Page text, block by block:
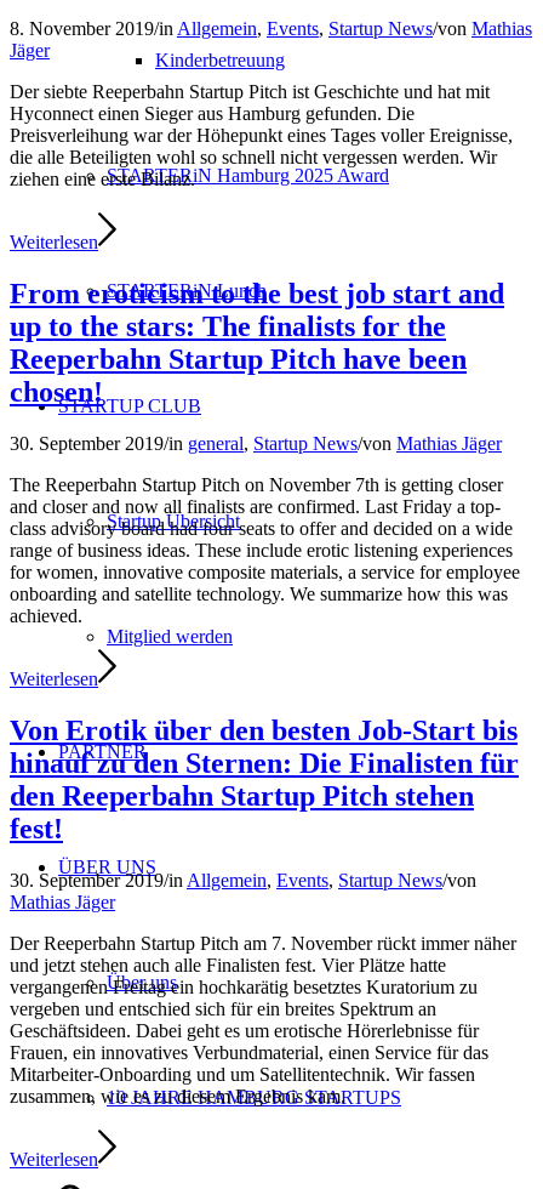
Kinderbetreuung
STARTERiN Hamburg 2025 Award
STARTERiN Lunch
STARTUP CLUB
Startup Übersicht
Mitglied werden
PARTNER
ÜBER UNS
Über uns
10 JAHRE HAMBURG STARTUPS
8. November 2019/in Allgemein, Events, Startup News/von Mathias
Jäger
Der siebte Reeperbahn Startup Pitch ist Geschichte und hat mit
Hyconnect einen Sieger aus Hamburg gefunden. Die
Preisverleihung war der Höhepunkt eines Tages voller Ereignisse,
die alle Beteiligten wohl so schnell nicht vergessen werden. Wir
ziehen eine erste Bilanz.
Weiterlesen
From eroticism to the best job start and
up to the stars: The finalists for the
Reeperbahn Startup Pitch have been
chosen!
30. September 2019/in general, Startup News/von Mathias Jäger
The Reeperbahn Startup Pitch on November 7th is getting closer
and closer and now all finalists are confirmed. Last Friday a top-
class advisory board had four seats to offer and decided on a wide
range of business ideas. These include erotic listening experiences
for women, innovative composite materials, a service for employee
onboarding and satellite technology. We summarize how this was
achieved.
Weiterlesen
Von Erotik über den besten Job-Start bis
hinauf zu den Sternen: Die Finalisten für
den Reeperbahn Startup Pitch stehen
fest!
30. September 2019/in Allgemein, Events, Startup News/von
Mathias Jäger
Der Reeperbahn Startup Pitch am 7. November rückt immer näher
und jetzt stehen auch alle Finalisten fest. Vier Plätze hatte
vergangenen Freitag ein hochkarätig besetztes Kuratorium zu
vergeben und entschied sich für ein breites Spektrum an
Geschäftsideen. Dabei geht es um erotische Hörerlebnisse für
Frauen, ein innovatives Verbundmaterial, einen Service für das
Mitarbeiter-Onboarding und um Satellitentechnik. Wir fassen
zusammen, wie es zu diesem Ergebnis kam.
Weiterlesen